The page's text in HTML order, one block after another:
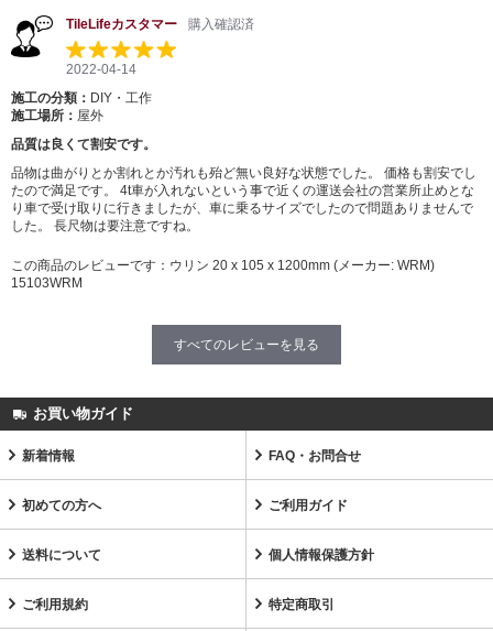
TileLifeカスタマー 購入確認済
2022-04-14
施工の分類： DIY・工作
施工場所： 屋外
品質は良くて割安です。
品物は曲がりとか割れとか汚れも殆ど無い良好な状態でした。 価格も割安でし
たので満足です。 4t車が入れないという事で近くの運送会社の営業所止めとな
り車で受け取りに行きましたが、車に乗るサイズでしたので問題ありませんで
した。 長尺物は要注意ですね。
この商品のレビューです： ウリン 20 x 105 x 1200mm (メーカー: WRM)
15103WRM
すべてのレビューを見る
お買い物ガイド
新着情報 FAQ・お問合せ
初めての方へ ご利用ガイド
送料について 個人情報保護方針
ご利用規約 特定商取引